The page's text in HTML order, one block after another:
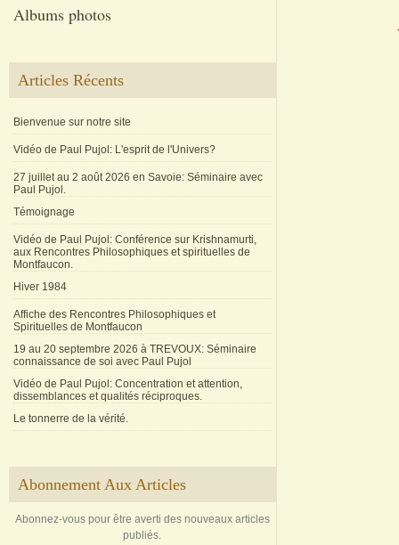
Albums photos
Articles Récents
Bienvenue sur notre site
Vidéo de Paul Pujol: L'esprit de l'Univers?
27 juillet au 2 août 2026 en Savoie: Séminaire avec
Paul Pujol.
Témoignage
Vidéo de Paul Pujol: Conférence sur Krishnamurti,
aux Rencontres Philosophiques et spirituelles de
Montfaucon.
Hiver 1984
Affiche des Rencontres Philosophiques et
Spirituelles de Montfaucon
19 au 20 septembre 2026 à TREVOUX: Séminaire
connaissance de soi avec Paul Pujol
Vidéo de Paul Pujol: Concentration et attention,
dissemblances et qualités réciproques.
Le tonnerre de la vérité.
Abonnement Aux Articles
Abonnez-vous pour être averti des nouveaux articles
publiés.